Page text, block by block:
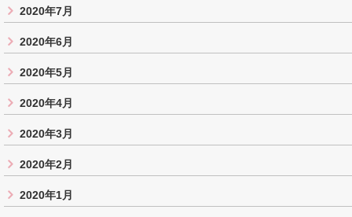
2020年7月
2020年6月
2020年5月
2020年4月
2020年3月
2020年2月
2020年1月